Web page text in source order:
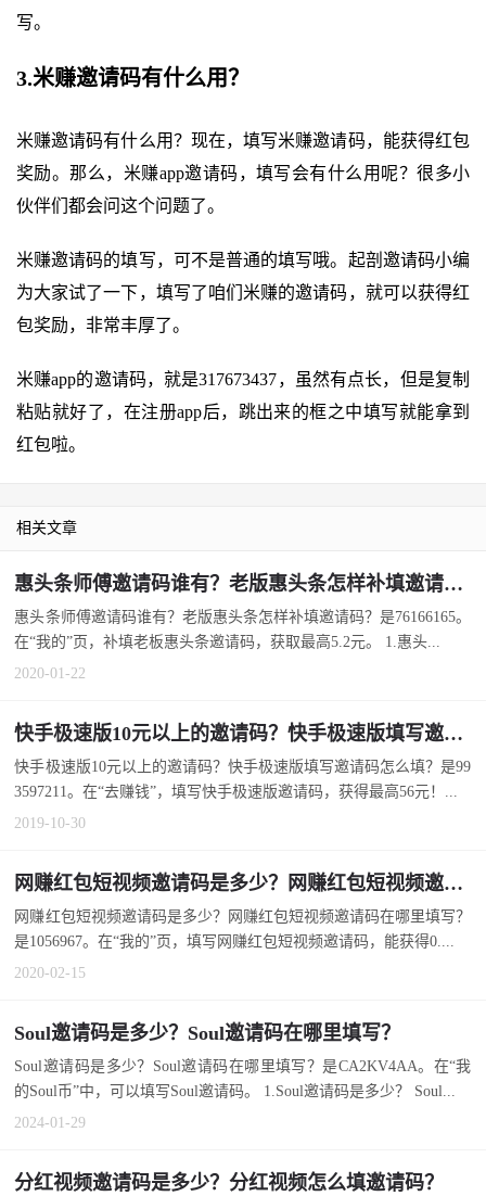
写。
3.米赚邀请码有什么用？
米赚邀请码有什么用？现在，填写米赚邀请码，能获得红包
奖励。那么，米赚app邀请码，填写会有什么用呢？很多小
伙伴们都会问这个问题了。
米赚邀请码的填写，可不是普通的填写哦。起剖邀请码小编
为大家试了一下，填写了咱们米赚的邀请码，就可以获得红
包奖励，非常丰厚了。
米赚app的邀请码，就是317673437，虽然有点长，但是复制
粘贴就好了，在注册app后，跳出来的框之中填写就能拿到
红包啦。
相关文章
惠头条师傅邀请码谁有？老版惠头条怎样补填邀请码？
惠头条师傅邀请码谁有？老版惠头条怎样补填邀请码？是76166165。
在“我的”页，补填老板惠头条邀请码，获取最高5.2元。 1.惠头...
2020-01-22
快手极速版10元以上的邀请码？快手极速版填写邀请码怎么填？
快手极速版10元以上的邀请码？快手极速版填写邀请码怎么填？是99
3597211。在“去赚钱”，填写快手极速版邀请码，获得最高56元！...
2019-10-30
网赚红包短视频邀请码是多少？网赚红包短视频邀请码在哪里填写？
网赚红包短视频邀请码是多少？网赚红包短视频邀请码在哪里填写？
是1056967。在“我的”页，填写网赚红包短视频邀请码，能获得0....
2020-02-15
Soul邀请码是多少？Soul邀请码在哪里填写？
Soul邀请码是多少？Soul邀请码在哪里填写？是CA2KV4AA。在“我
的Soul币”中，可以填写Soul邀请码。 1.Soul邀请码是多少？ Soul...
2024-01-29
分红视频邀请码是多少？分红视频怎么填邀请码？